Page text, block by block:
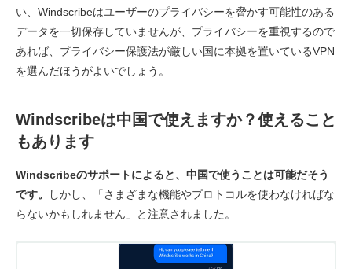
い、Windscribeはユーザーのプライバシーを脅かす可能性のある
データを一切保存していませんが、プライバシーを重視するので
あれば、プライバシー保護法が厳しい国に本拠を置いているVPN
を選んだほうがよいでしょう。
Windscribeは中国で使えますか？使えること
もあります
Windscribeのサポートによると、中国で使うことは可能だそう
です。
しかし、「さまざまな機能やプロトコルを使わなければな
らないかもしれません」と注意されました。